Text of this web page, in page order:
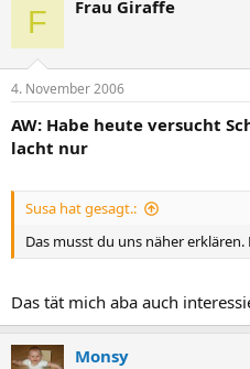
F Frau Giraffe
4. November 2006
AW: Habe heute versucht
lacht nur
Susa hat gesagt.:
Das musst du uns näher
Das tät mich aba auch
Monsy